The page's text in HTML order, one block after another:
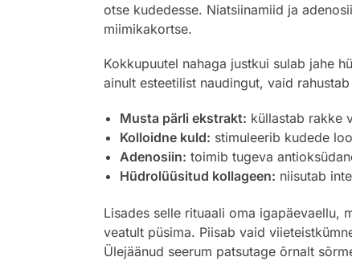
otse kudedesse. Niatsiinamiid ja
miimikakortse.
Kokkupuutel nahaga justkui sulab jahe
ainult esteetilist naudingut, vaid
Musta pärli ekstrakt: küllastab rakke
Kolloidne kuld: stimuleerib kudede
Adenosiin: toimib tugeva
Hüdrolüüsitud kollageen: niisutab
Lisades selle rituaali oma igapäevaellu,
veatult püsima. Piisab vaid
Ülejäänud seerum patsutage õrnalt